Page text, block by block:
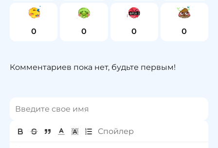
0 0 0 0
Комментариев пока нет, будьте первым!